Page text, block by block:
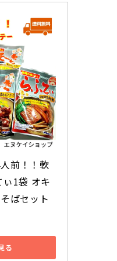
前！！軟
1袋 オキ
ばセット
る